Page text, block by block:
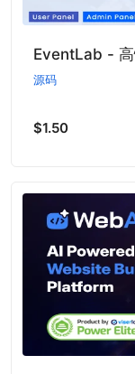
源码
$1.50